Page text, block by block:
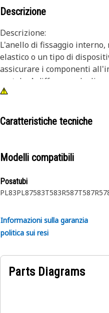
Descrizione
Descrizione:
L'anello di fissaggio interno,
elastico o un tipo di
assicurare i componenti
scatola. A differenza degli
adattano a un albero o a un
per mantenere i componenti
all'interno di un foro o di una
dispositivo di fissaggio,
posizione componenti come
• Realizzato con materiali
scanalatura o nell'incavo del
Caratteristiche tecniche
Modelli compatibili
Posatubi
PL83PL87583T583R587T587R
Informazioni sulla garanzia
politica sui resi
Parts Diagrams